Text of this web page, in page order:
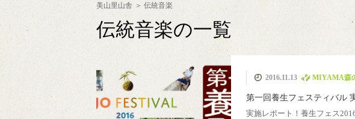
伝統建築 モバイルハウス
MIYAMA森の湯治
カフェ美山里山舎 ピコ水力発電
極小規模木質資源 簡易製材機 ウッド
マイザー
ウッドチッパー
薪ストーブ 薪ボイラー
美山里山舎 伝統音楽
伝統音楽の一覧
2016.11.13 MIYAMA森
第一回養生フェスティバル
実施レポート！養生フェス